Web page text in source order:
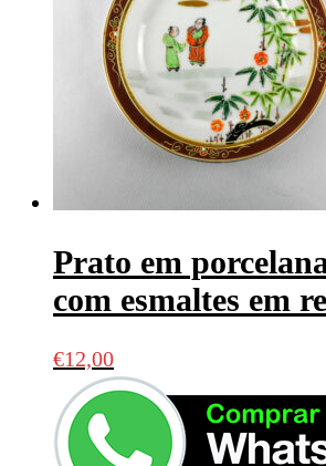
Prato em
com esmaltes em
€12,00